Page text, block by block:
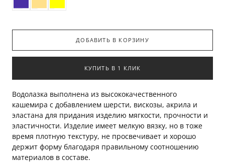
ДОБАВИТЬ В КОРЗИНУ
КУПИТЬ В 1 КЛИК
Водолазка выполнена из высококачественного
кашемира с добавлением шерсти, вискозы, акрила и
эластана для придания изделию мягкости, прочности и
эластичности. Изделие имеет мелкую вязку, но в тоже
время плотную текстуру, не просвечивает и хорошо
держит форму благодаря правильному соотношению
материалов в составе.